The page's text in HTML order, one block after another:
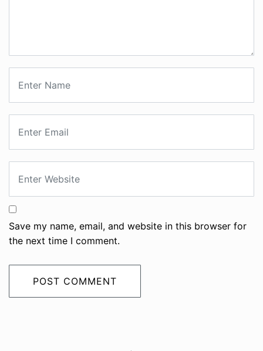
Save my name, email, and website in this browser for
the next time I comment.